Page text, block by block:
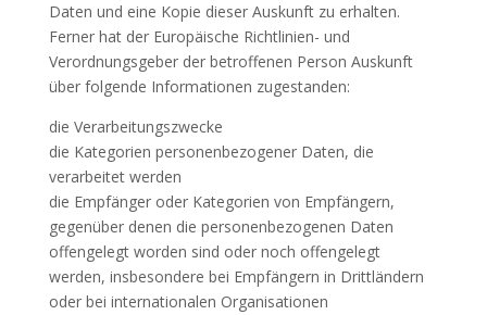
Daten und eine Kopie dieser Auskunft zu erhalten.
Ferner hat der Europäische Richtlinien- und
Verordnungsgeber der betroffenen Person Auskunft
über folgende Informationen zugestanden:
die Verarbeitungszwecke
die Kategorien personenbezogener Daten, die
verarbeitet werden
die Empfänger oder Kategorien von Empfängern,
gegenüber denen die personenbezogenen Daten
offengelegt worden sind oder noch offengelegt
werden, insbesondere bei Empfängern in Drittländern
oder bei internationalen Organisationen